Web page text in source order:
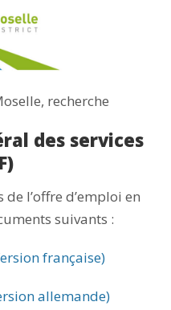
recherche
des services
l’offre d’emploi en
suivants :
française)
allemande)